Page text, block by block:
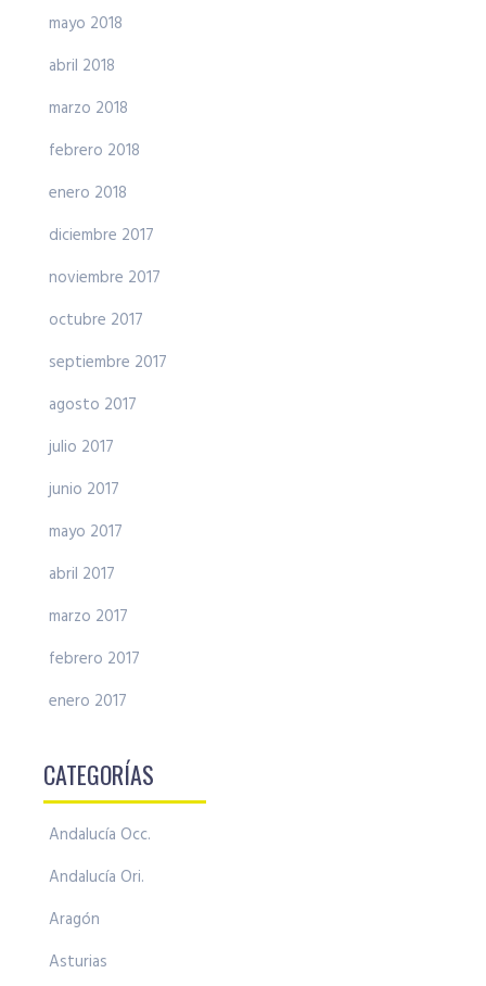
mayo 2018
abril 2018
marzo 2018
febrero 2018
enero 2018
diciembre 2017
noviembre 2017
octubre 2017
septiembre 2017
agosto 2017
julio 2017
junio 2017
mayo 2017
abril 2017
marzo 2017
febrero 2017
enero 2017
CATEGORÍAS
Andalucía Occ.
Andalucía Ori.
Aragón
Asturias